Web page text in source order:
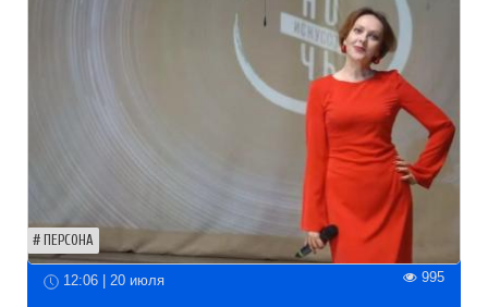
ПЕРСОНА
12:06 | 20 июля 995